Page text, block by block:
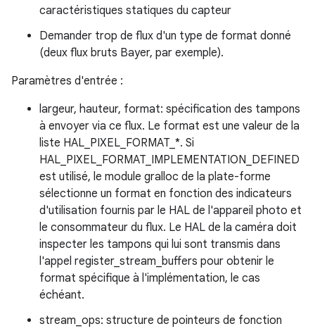
caractéristiques statiques du capteur
Demander trop de flux d'un type de format donné
(deux flux bruts Bayer, par exemple).
Paramètres d'entrée :
largeur, hauteur, format: spécification des tampons
à envoyer via ce flux. Le format est une valeur de la
liste HAL_PIXEL_FORMAT_*. Si
HAL_PIXEL_FORMAT_IMPLEMENTATION_DEFINED
est utilisé, le module gralloc de la plate-forme
sélectionne un format en fonction des indicateurs
d'utilisation fournis par le HAL de l'appareil photo et
le consommateur du flux. Le HAL de la caméra doit
inspecter les tampons qui lui sont transmis dans
l'appel register_stream_buffers pour obtenir le
format spécifique à l'implémentation, le cas
échéant.
stream_ops: structure de pointeurs de fonction